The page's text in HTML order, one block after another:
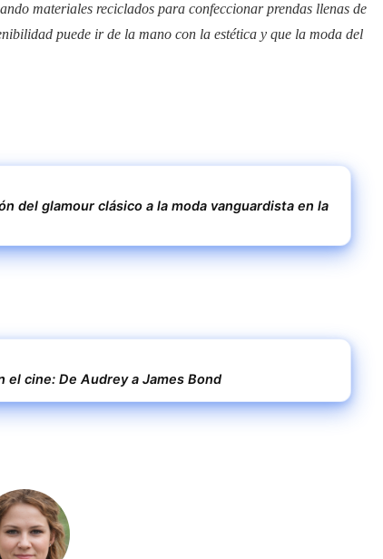
materiales reciclados para confeccionar prendas llenas de
puede ir de la mano con la estética y que la moda del
del glamour clásico a la moda vanguardista en la
el cine: De Audrey a James Bond